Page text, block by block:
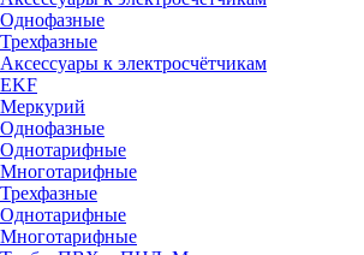
Однофазные
Трехфазные
Аксессуары к электросчётчикам
EKF
Меркурий
Однофазные
Однотарифные
Многотарифные
Трехфазные
Однотарифные
Многотарифные